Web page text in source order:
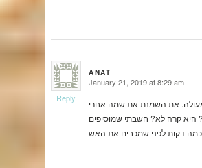
ANAT
says: January 21, 2019 at 8:29 am
את השמנת את שמה אחרי
היא קרה לא? חשבתי שמוסיפים
כמה דקות לפני שמכבים את האש
Reply